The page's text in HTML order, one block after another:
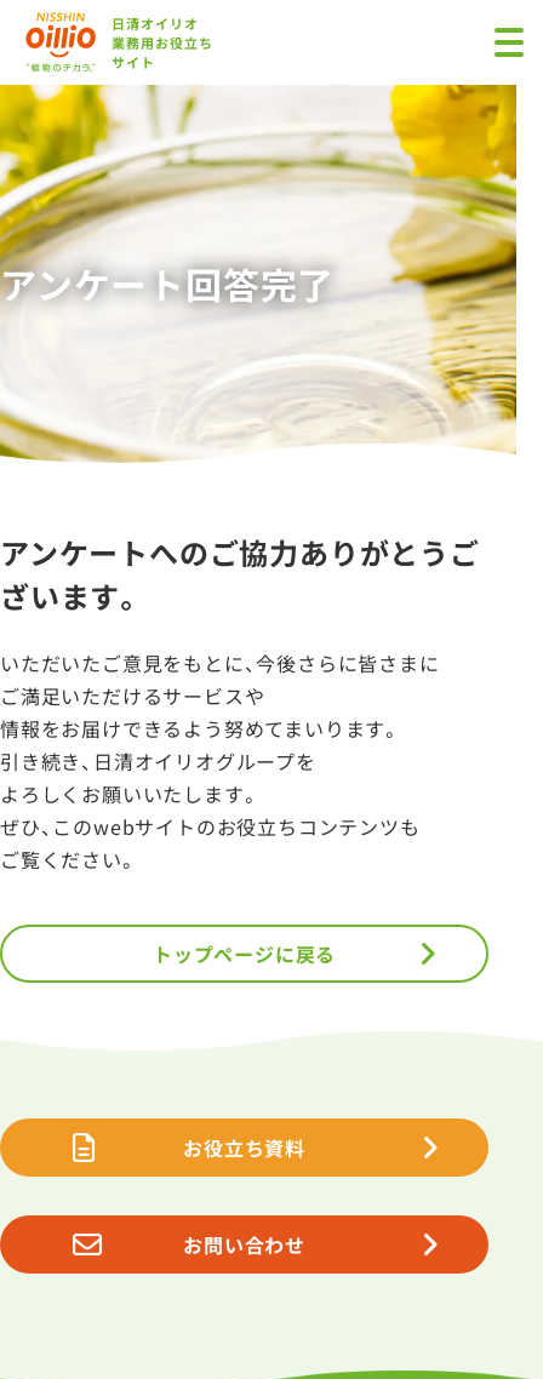
日清オイリオ
業務用お役立ち
サイト
アンケート回答完了
アンケートへのご協力ありがとうご
ざいます。
いただいたご意見をもとに、 今後さらに皆さまに
ご満足いただけるサービスや
情報をお届けできるよう努めてまいります。
引き続き、日清オイリオグループを
よろしくお願いいたします。
ぜひ、このwebサイトのお役立ちコンテンツも
ご覧ください。
トップページに戻る
お役立ち資料
お問い合わせ